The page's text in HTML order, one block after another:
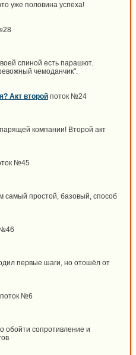
уже половина успеха!
спиной есть парашют.
чемоданчик".
Акт второй поток №24
компании! Второй акт
№45
самый простой, базовый, способ
первые шаги, но отошёл от
поток №6
обойти сопротивление и